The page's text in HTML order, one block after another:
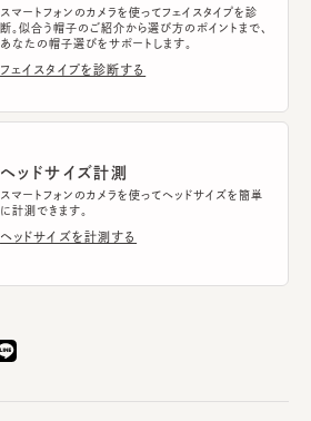
スマートフォンのカメラを使ってフェイスタイプを診
断。似合う帽子のご紹介から選び方のポイントまで、
あなたの帽子選びをサポートします。
フェイスタイプを診断する
ヘッドサイズ計測
スマートフォンのカメラを使ってヘッドサイズを簡単
に計測できます。
ヘッドサイズを計測する